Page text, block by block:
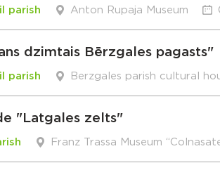
parish Anton Rupaja Museum
dzimtais Bērzgales pagasts"
parish Berzgales parish cultural
"Latgales zelts"
Franz Trassa Museum